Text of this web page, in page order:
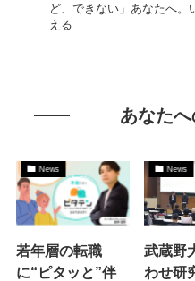
ど、できない」あなたへ。
える
あなた
News
若年層の転職
に“ピタッと”伴
News
武蔵野
わせ研